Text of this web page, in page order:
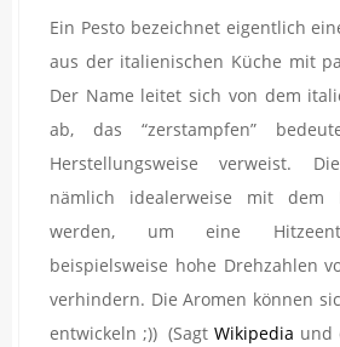
Ein Pesto bezeichnet eigentlich
aus der italienischen Küche mit
Der Name leitet sich von dem
ab, das “zerstampfen”
Herstellungsweise verweist.
nämlich idealerweise mit dem
werden, um eine
beispielsweise hohe Drehzahlen
verhindern. Die Aromen können
entwickeln ;)) (SagtWikipedia und